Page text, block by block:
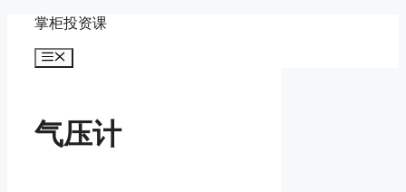
content
掌柜投资课
Menu
气压计